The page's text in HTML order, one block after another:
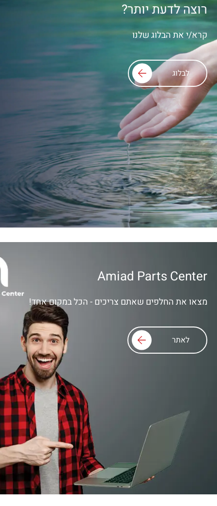
רוצה לדעת יותר?
קרא/י את הבלוג שלנו
לבלוג
Amiad Parts Center
מצאו את החלפים שאתם צריכים - הכל במקום אחד!
לאתר